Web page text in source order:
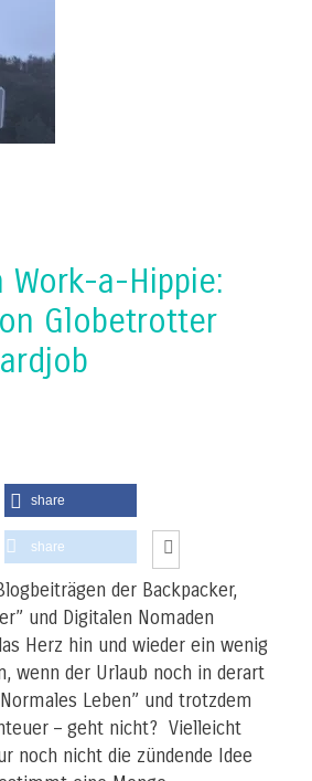
Work-a-Hippie:
Globetrotter
share
share
der Backpacker,
und Digitalen Nomaden
Herz hin und wieder ein wenig
wenn der Urlaub noch in derart
Leben” und trotzdem
– geht nicht? Vielleicht
noch nicht die zündende Idee